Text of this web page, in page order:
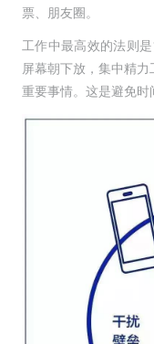
票、朋友圈。
工作中最高效的法则是
屏幕朝下放，集中精
重要事情。这是避免时